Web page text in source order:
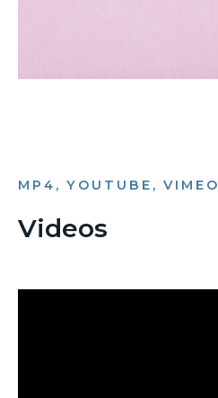
MP4, YOUTUBE, VIMEO
Videos